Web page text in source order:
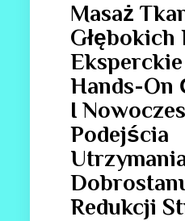
Masaż
Głębokich
Hands-On
I
Podejścia
Redukcji